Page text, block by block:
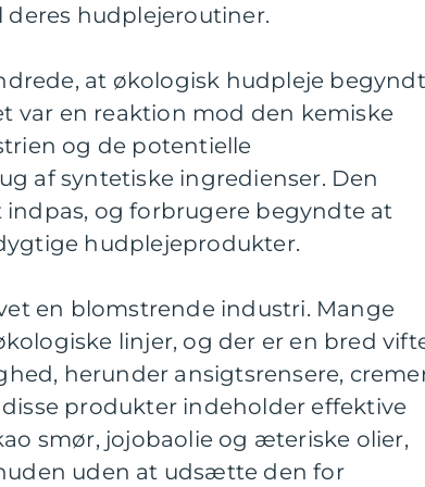
hudplejeroutiner.
at økologisk hudpleje
var en reaktion mod den kemiske
og de potentielle
af syntetiske ingredienser. Den
og forbrugere begyndte at
hudplejeprodukter.
en blomstrende industri. Mange
linjer, og der er en bred
herunder ansigtsrensere,
produkter indeholder effektive
smør, jojobaolie og æteriske olier,
uden at udsætte den for